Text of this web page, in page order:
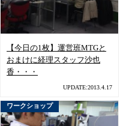
【今日の1枚】運営班MTGと
おまけに経理スタッフ沙也
香・・・
UPDATE:2013.4.17
ワークショップ